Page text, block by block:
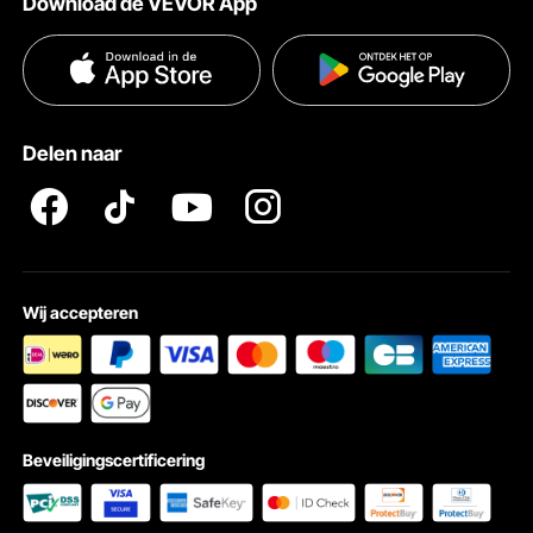
Hulp en veelgestelde vragen
Voorwaarden van de dienst
Privacybeleid
Delen naar
Wij accepteren
Beveiligingscertificering